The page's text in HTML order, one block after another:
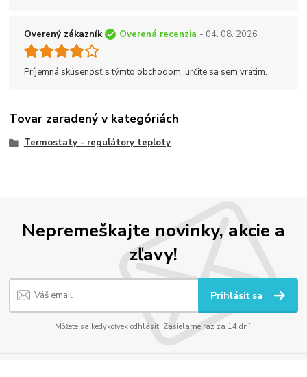
Overený zákazník Overená recenzia - 04. 08. 2026
Príjemná skúsenosť s týmto obchodom, určite sa sem vrátim.
Tovar zaradený v kategóriách
Termostaty - regulátory teploty
Nepremeškajte novinky, akcie a
zľavy!
Prihlásiť sa
Môžete sa kedykoľvek odhlásiť. Zasielame raz za 14 dní.